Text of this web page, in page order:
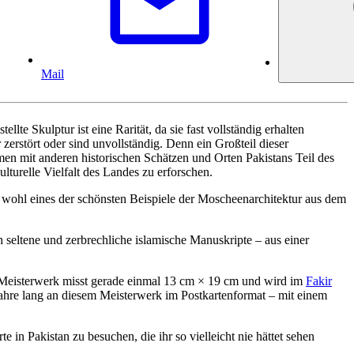
Mail
Skulptur ist eine Rarität, da sie fast vollständig erhalten
oder sind unvollständig. Denn ein Großteil dieser
mit anderen historischen Schätzen und Orten Pakistans Teil des
Vielfalt des Landes zu erforschen.
eines der schönsten Beispiele der Moscheenarchitektur aus dem
und zerbrechliche islamische Manuskripte – aus einer
misst gerade einmal 13 cm × 19 cm und wird im Fakir
lang an diesem Meisterwerk im Postkartenformat – mit einem
in Pakistan zu besuchen, die ihr so vielleicht nie hättet sehen